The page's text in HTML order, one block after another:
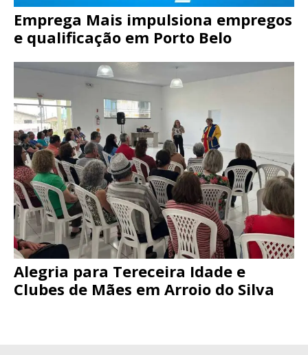
Emprega Mais impulsiona empregos
e qualificação em Porto Belo
Alegria para Tereceira Idade e
Clubes de Mães em Arroio do Silva